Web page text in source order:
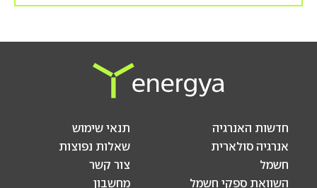
חדשות האנרגיה
אנרגיה סולארית
חשמל
השוואת ספקי חשמל
תנאי שימוש
שאלות נפוצות
צור קשר
מחשבון